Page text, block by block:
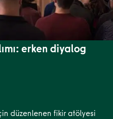
erken diyalog
düzenlenen fikir atölyesi